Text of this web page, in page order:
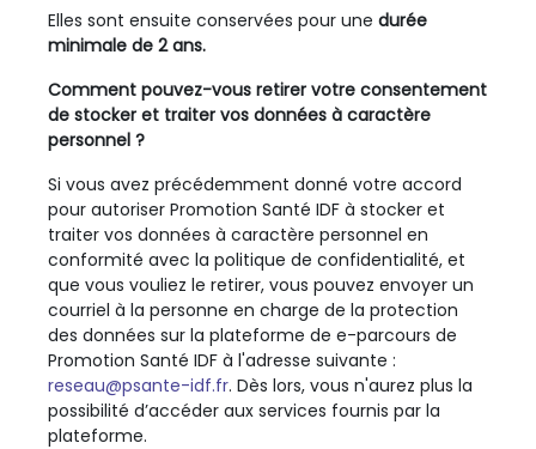
Elles sont ensuite conservées pour une durée
minimale de 2 ans.
Comment pouvez-vous retirer votre consentement
de stocker et traiter vos données à caractère
personnel ?
Si vous avez précédemment donné votre accord
pour autoriser Promotion Santé IDF à stocker et
traiter vos données à caractère personnel en
conformité avec la politique de confidentialité, et
que vous vouliez le retirer, vous pouvez envoyer un
courriel à la personne en charge de la protection
des données sur la plateforme de e-parcours de
Promotion Santé IDF à l'adresse suivante :
reseau@psante-idf.fr. Dès lors, vous n'aurez plus la
possibilité d’accéder aux services fournis par la
plateforme.